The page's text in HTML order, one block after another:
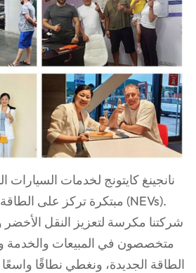
نانجينغ كايتونج لخدمات
مبتكرة تركز على
شركتنا مكرسة لتعزيز النقل الأخضر
متخصصون في المبيعات والخدمة
الطاقة الجديدة، ونغطي نطاقًا واسعًا